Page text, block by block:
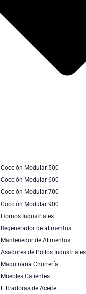
Cocción Modular 500
Cocción Modular 600
Cocción Modular 700
Cocción Modular 900
Hornos Industriales
Regenerador de alimentos
Mantenedor de Alimentos
Asadores de Pollos
Maquinaria Churrería
Muebles Calientes
Filtradoras de Aceite